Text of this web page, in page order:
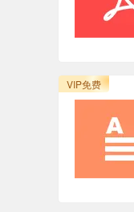
VIP免费